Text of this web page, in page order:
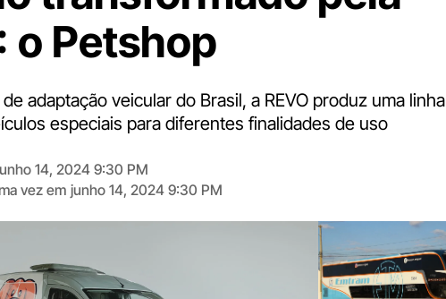
o Petshop
adaptação veicular do Brasil, a REVO produz uma linha
especiais para diferentes finalidades de uso
14, 2024 9:30 PM
vez em junho 14, 2024 9:30 PM
Digite
aqui
o
seu